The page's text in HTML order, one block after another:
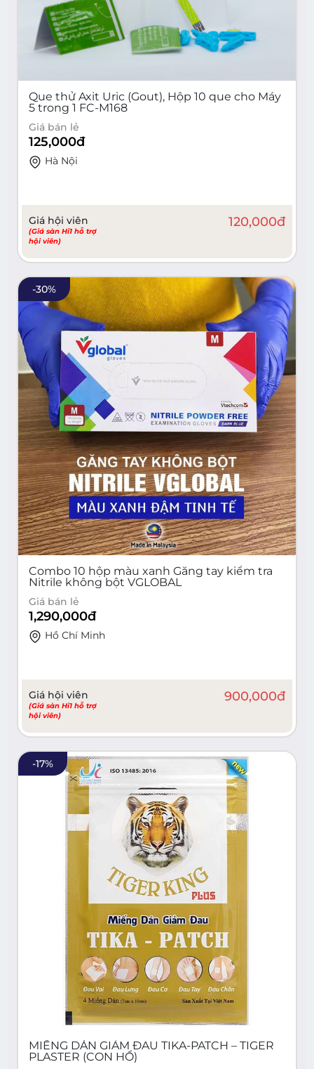
Que thử Axit Uric (Gout), Hộp 10 que cho Máy
5 trong 1 FC-M168
Giá bán lẻ
125,000đ
Hà Nội
Giá hội viên
(Giá sàn Hi1 hỗ trợ
hội viên)
120,000đ
-30%
Combo 10 hộp màu xanh Găng tay kiểm tra
Nitrile không bột VGLOBAL
Giá bán lẻ
1,290,000đ
Hồ Chí Minh
Giá hội viên
(Giá sàn Hi1 hỗ trợ
hội viên)
900,000đ
-17%
MIẾNG DÁN GIẢM ĐAU TIKA-PATCH – TIGER
PLASTER (CON HỔ)